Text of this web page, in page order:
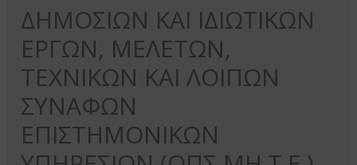
ΔΗΜΟΣΙΩΝ ΚΑΙ ΙΔΙΩΤΙΚΩΝ
ΕΡΓΩΝ, ΜΕΛΕΤΩΝ,
ΤΕΧΝΙΚΩΝ ΚΑΙ ΛΟΙΠΩΝ
ΣΥΝΑΦΩΝ
ΕΠΙΣΤΗΜΟΝΙΚΩΝ